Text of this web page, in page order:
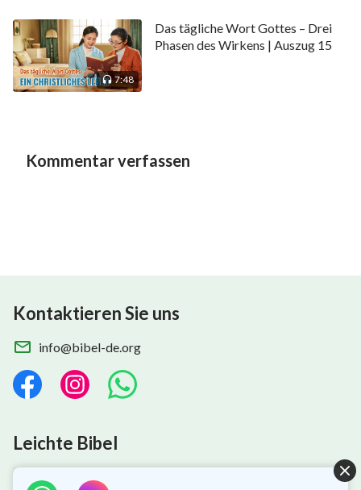
7:48
Das tägliche Wort Gottes – Drei
Phasen des Wirkens | Auszug 15
Kommentar verfassen
Kontaktieren Sie uns
info@bibel-de.org
Leichte Bibel